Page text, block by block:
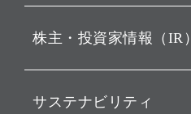
ビジョン
戦略
バリュー
ソフトバンクグループの歩
ソフトバンク・ビジョン・
株主・投資家情報（IR）
IRカレンダー
サステナビリティ